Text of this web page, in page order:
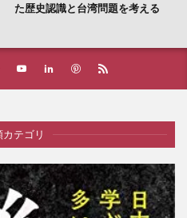
た歴史認識と台湾問題を考える
テゴリ